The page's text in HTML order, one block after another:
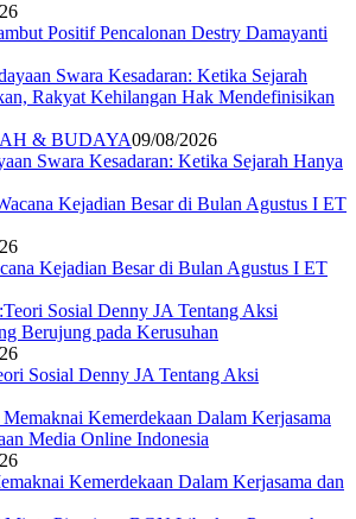
Positif Pencalonan Destry Damayanti
& BUDAYA09/08/2026
Swara Kesadaran: Ketika Sejarah Hanya
Kejadian Besar di Bulan Agustus I ET
Sosial Denny JA Tentang Aksi
Kemerdekaan Dalam Kerjasama dan